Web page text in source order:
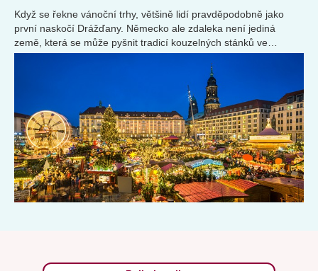
Když se řekne vánoční trhy, většině lidí pravděpodobně jako
první naskočí Drážďany. Německo ale zdaleka není jediná
země, která se může pyšnit tradicí kouzelných stánků ve
svátečním oblečku.